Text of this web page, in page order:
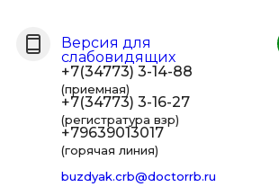
Версия для
слабовидящих
+7(34773) 3-14-88
(приемная)
+7(34773) 3-16-27
(регистратура взр)
+79639013017
(горячая линия)
buzdyak.crb@doctorrb.ru